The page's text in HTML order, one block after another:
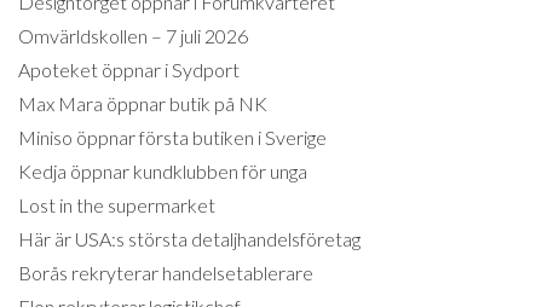
Omvärldskollen – 7 juli 2026
Apoteket öppnar i Sydport
Max Mara öppnar butik på NK
Miniso öppnar första butiken i Sverige
Kedja öppnar kundklubben för unga
Lost in the supermarket
Här är USA:s största detaljhandelsföretag
Borås rekryterar handelsetablerare